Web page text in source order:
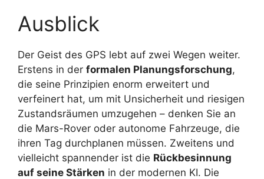
Ausblick
Der Geist des GPS lebt auf zwei Wegen weiter.
Erstens in der formalen Planungsforschung,
die seine Prinzipien enorm erweitert und
verfeinert hat, um mit Unsicherheit und riesigen
Zustandsräumen umzugehen – denken Sie an
die Mars-Rover oder autonome Fahrzeuge, die
ihren Tag durchplanen müssen. Zweitens und
vielleicht spannender ist die Rückbesinnung
auf seine Stärken in der modernen KI. Die